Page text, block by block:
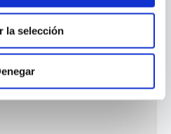
la selección